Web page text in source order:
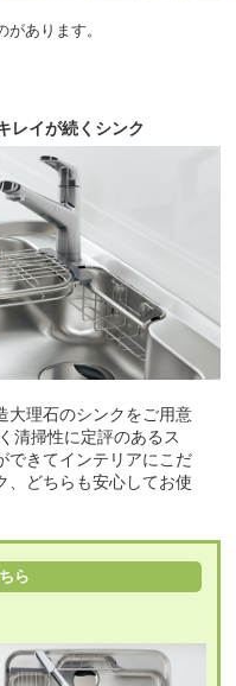
あります。
レイが続くシンク
大理石のシンクをご用意
清掃性に定評のあるス
できてインテリアにこだ
、どちらも安心してお使
ら